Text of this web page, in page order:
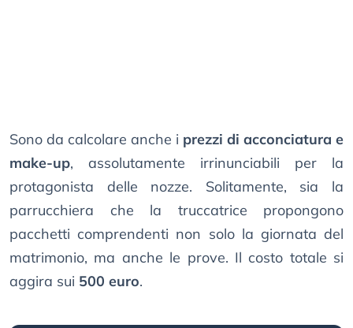
Sono da calcolare anche i prezzi di acconciatura e
make-up, assolutamente irrinunciabili per la
protagonista delle nozze. Solitamente, sia la
parrucchiera che la truccatrice propongono
pacchetti comprendenti non solo la giornata del
matrimonio, ma anche le prove. Il costo totale si
aggira sui 500 euro.